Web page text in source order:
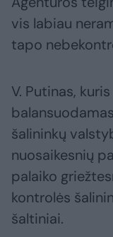
vis labiau
tapo
V. Putinas,
šalininkų
nuosaikesnių
palaiko
kontrolės
šaltiniai.